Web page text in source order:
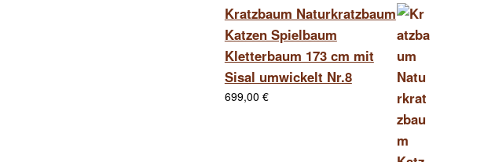
Kratzbaum Naturkratzbaum
Katzen Spielbaum
Kletterbaum 173 cm mit
Sisal umwickelt Nr.8
699,00 €